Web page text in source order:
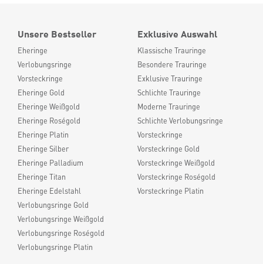
Unsere Bestseller
Eheringe
Verlobungsringe
Vorsteckringe
Eheringe Gold
Eheringe Weißgold
Eheringe Roségold
Eheringe Platin
Eheringe Silber
Eheringe Palladium
Eheringe Titan
Eheringe Edelstahl
Verlobungsringe Gold
Verlobungsringe Weißgold
Verlobungsringe Roségold
Verlobungsringe Platin
Exklusive Auswahl
Klassische Trauringe
Besondere Trauringe
Exklusive Trauringe
Schlichte Trauringe
Moderne Trauringe
Schlichte Verlobungsringe
Vorsteckringe
Vorsteckringe Gold
Vorsteckringe Weißgold
Vorsteckringe Roségold
Vorsteckringe Platin